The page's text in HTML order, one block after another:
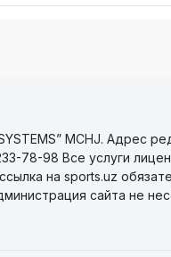
MCHJ. Адрес
78-98 Все услуги
на sports.uz
сайта не